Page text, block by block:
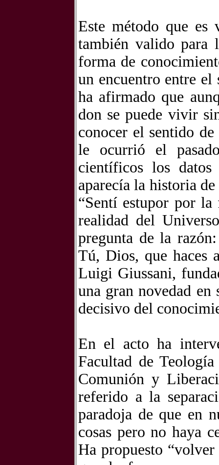
Este método que
también valido para
forma de
un encuentro entre
ha afirmado que
don se puede vivir
conocer el sentido
le ocurrió el
científicos los
aparecía la historia
“Sentí estupor por
realidad del
pregunta de la
Tú, Dios, que haces
Luigi Giussani,
una gran novedad
decisivo del
En el acto ha
Facultad de
Comunión y
referido a la
paradoja de que en
cosas pero no haya
Ha propuesto “volver